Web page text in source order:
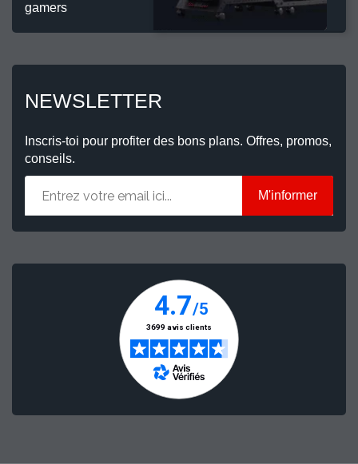
gamers
NEWSLETTER
Inscris-toi pour profiter des bons plans. Offres, promos,
conseils.
M'informer